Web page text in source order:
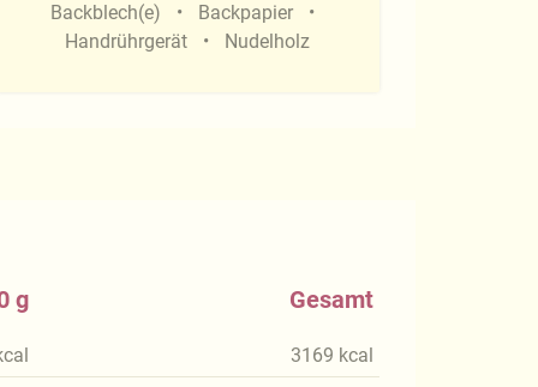
Backblech(e)
Backpapier
Handrührgerät
Nudelholz
g Gesamt
3169 kcal